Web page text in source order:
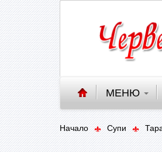
МЕНЮ
Начало Супи